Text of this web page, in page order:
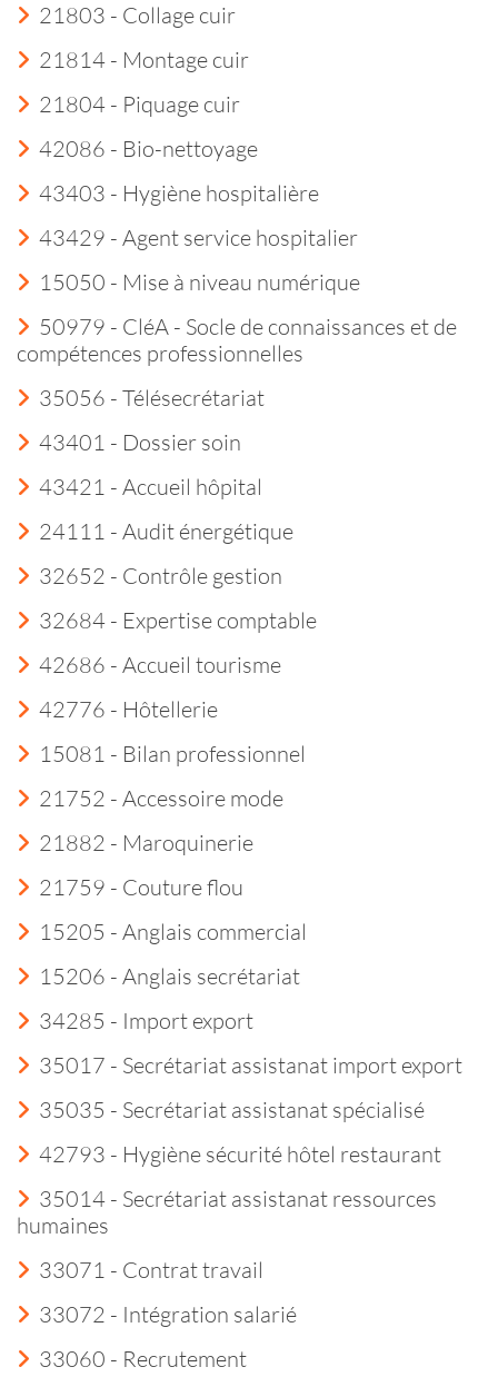
21803 - Collage cuir
21814 - Montage cuir
21804 - Piquage cuir
42086 - Bio-nettoyage
43403 - Hygiène hospitalière
43429 - Agent service hospitalier
15050 - Mise à niveau numérique
50979 - CléA - Socle de connaissances et de
compétences professionnelles
35056 - Télésecrétariat
43401 - Dossier soin
43421 - Accueil hôpital
24111 - Audit énergétique
32652 - Contrôle gestion
32684 - Expertise comptable
42686 - Accueil tourisme
42776 - Hôtellerie
15081 - Bilan professionnel
21752 - Accessoire mode
21882 - Maroquinerie
21759 - Couture flou
15205 - Anglais commercial
15206 - Anglais secrétariat
34285 - Import export
35017 - Secrétariat assistanat import export
35035 - Secrétariat assistanat spécialisé
42793 - Hygiène sécurité hôtel restaurant
35014 - Secrétariat assistanat ressources
humaines
33071 - Contrat travail
33072 - Intégration salarié
33060 - Recrutement